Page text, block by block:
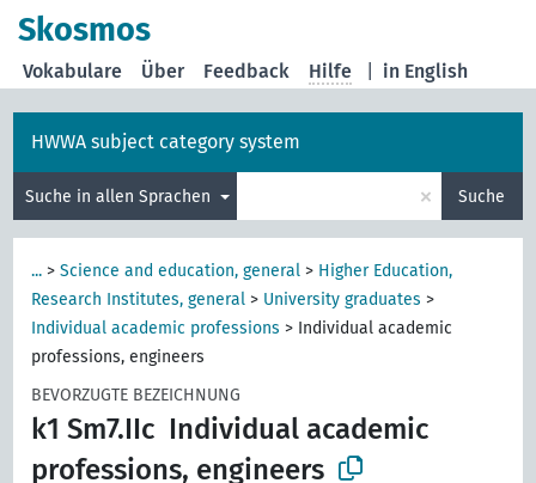
Skosmos
in English
Vokabulare Über Feedback Hilfe
HWWA subject category system
Suche in allen Sprachen × Suche
... >Science and education, general > Higher Education,
Research Institutes, general > University graduates >
Individual academic professions > Individual academic
professions, engineers
BEVORZUGTE BEZEICHNUNG
k1 Sm7.IIc Individual academic
professions, engineers